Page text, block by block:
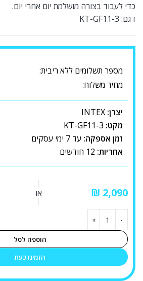
כדי לעבוד בצורה מושלמת יום אחרי יום.
דגם: KT-GF11-3
מספר תשלומים ללא ריבית:
מחיר משלוח:
יצרן: INTEX
מקט: KT-GF11-3
זמן אספקה: עד 7 ימי עסקים
אחריות: 12 חודשים
₪ או
הוספה לסל
הזמינו כעת